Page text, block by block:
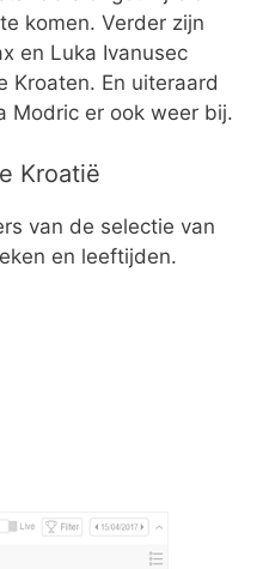
komen. Verder zijn
en Luka Ivanusec
Kroaten. En uiteraard
Modric er ook weer bij.
Kroatië
van de selectie van
en leeftijden.